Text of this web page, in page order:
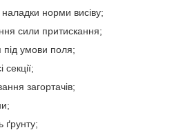
норми висіву;
сили притискання;
умови поля;
секції;
загортачів;
ґрунту;